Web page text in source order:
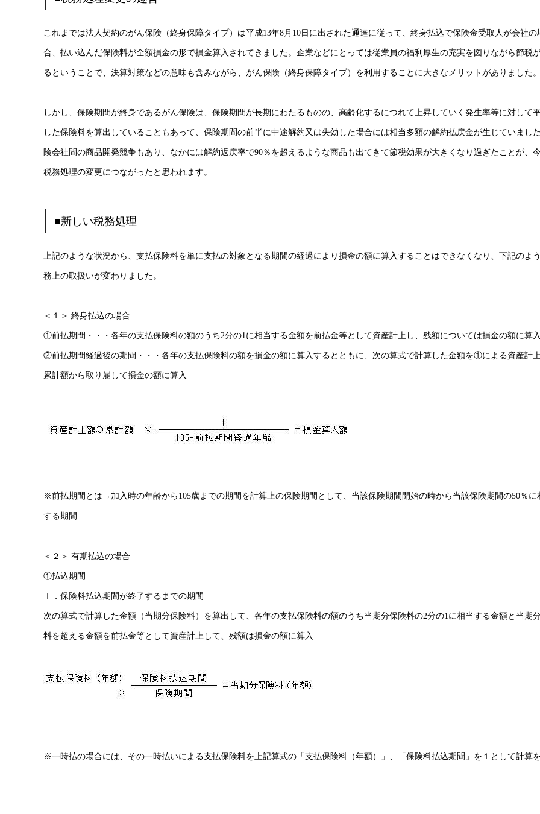
これまでは法人契約のがん保険（終身保障タイプ）は平成13年8月10日に出された通達に従って、終身払込で保険金受取人が会社の
合、払い込んだ保険料が全額損金の形で損金算入されてきました。企業などにとっては従業員の福利厚生の充実を図りながら節税
るということで、決算対策などの意味も含みながら、がん保険（終身保障タイプ）を利用することに大きなメリットがありました。
しかし、保険期間が終身であるがん保険は、保険期間が長期にわたるものの、高齢化するにつれて上昇していく発生率等に対して
した保険料を算出していることもあって、保険期間の前半に中途解約又は失効した場合には相当多額の解約払戻金が生じていまし
険会社間の商品開発競争もあり、なかには解約返戻率で90％を超えるような商品も出てきて節税効果が大きくなり過ぎたことが、
税務処理の変更につながったと思われます。
■新しい税務処理
上記のような状況から、支払保険料を単に支払の対象となる期間の経過により損金の額に算入することはできなくなり、下記のよ
務上の取扱いが変わりました。
＜１＞ 終身払込の場合
①前払期間・・・各年の支払保険料の額のうち2分の1に相当する金額を前払金等として資産計上し、残額については損金の額に算入
②前払期間経過後の期間・・・各年の支払保険料の額を損金の額に算入するとともに、次の算式で計算した金額を①による資産計
累計額から取り崩して損金の額に算入
※前払期間とは→加入時の年齢から105歳までの期間を計算上の保険期間として、当該保険期間開始の時から当該保険期間の50％に
する期間
＜２＞ 有期払込の場合
①払込期間
Ⅰ．保険料払込期間が終了するまでの期間
次の算式で計算した金額（当期分保険料）を算出して、各年の支払保険料の額のうち当期分保険料の2分の1に相当する金額と当期
料を超える金額を前払金等として資産計上して、残額は損金の額に算入
※一時払の場合には、その一時払いによる支払保険料を上記算式の「支払保険料（年額）」、「保険料払込期間」を１として計算